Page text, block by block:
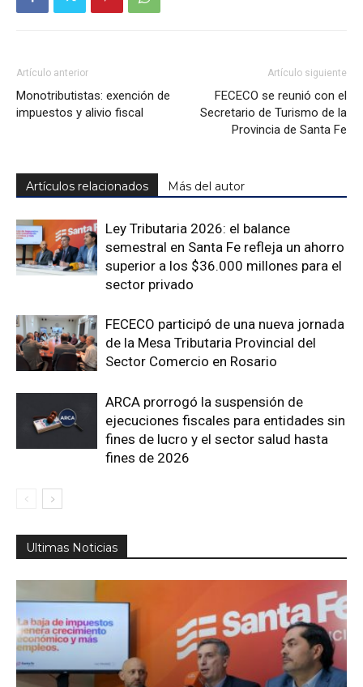
Artículo anterior
Monotributistas: exención de
impuestos y alivio fiscal
Artículo siguiente
FECECO se reunió con el
Secretario de Turismo de la
Provincia de Santa Fe
Artículos relacionados Más del autor
Ley Tributaria 2026: el balance
semestral en Santa Fe refleja un ahorro
superior a los $36.000 millones para el
sector privado
FECECO participó de una nueva jornada
de la Mesa Tributaria Provincial del
Sector Comercio en Rosario
ARCA prorrogó la suspensión de
ejecuciones fiscales para entidades sin
fines de lucro y el sector salud hasta
fines de 2026
Ultimas Noticias